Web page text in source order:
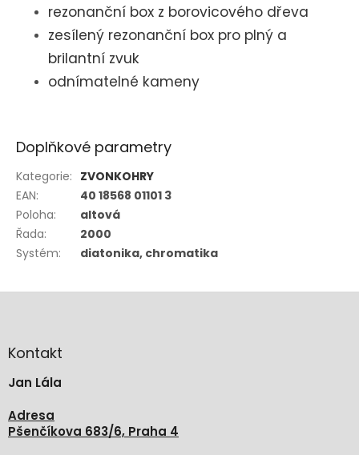
rezonanční box z borovicového dřeva
zesílený rezonanční box pro plný a
brilantní zvuk
odnímatelné kameny
Doplňkové parametry
Kategorie: ZVONKOHRY
EAN:
40 18568 01101 3
Poloha:
altová
Řada:
2000
Systém: diatonika, chromatika
aKontakt
Jan Lála
Adresa
Pšenčíkova 683/6, Praha 4